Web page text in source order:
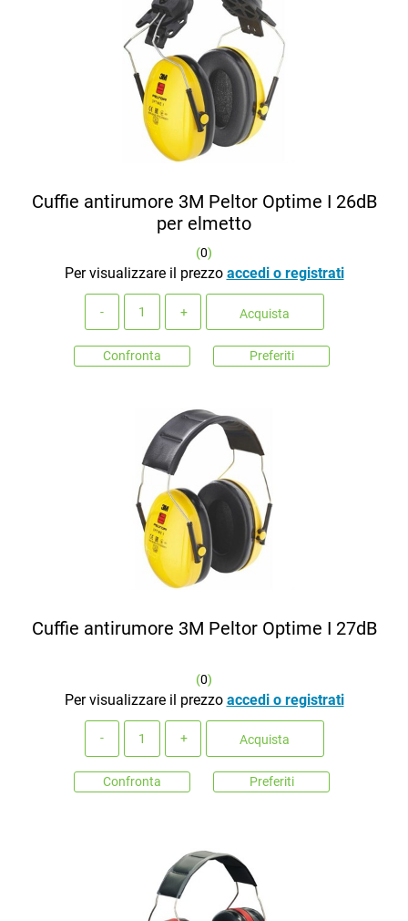
Cuffie antirumore 3M Peltor Optime I 26dB
per elmetto
(0)
Per visualizzare il prezzo accedi o registrati
Acquista
Confronta Preferiti
Cuffie antirumore 3M Peltor Optime I 27dB
(0)
Per visualizzare il prezzo accedi o registrati
Acquista
Confronta Preferiti